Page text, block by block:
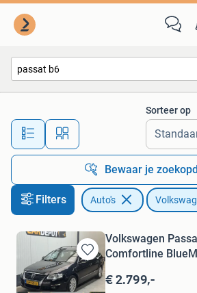
Alle afstanden…
Sorteer op
Bewaar je
Filters Auto's
Bewaren
in
Mijn
Volkswagen
Comfortline
€ 2.799,-